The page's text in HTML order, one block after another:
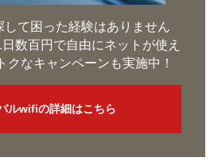
て困った経験はありません
数百円で自由にネットが使え
クなキャンペーンも実施中！
ルwifiの詳細はこちら